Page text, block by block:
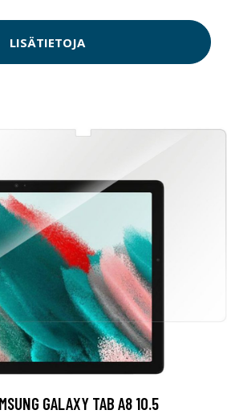
LISÄTIETOJA
GALAXY TAB A8 10.5